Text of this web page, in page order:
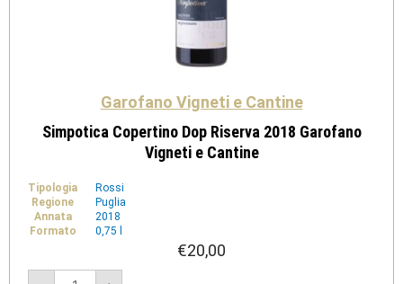
Garofano Vigneti e Cantine
Simpotica Copertino Dop Riserva 2018 Garofano
Vigneti e Cantine
Tipologia
Rossi
Regione
Puglia
Annata
2018
Formato
0,75 l
€20,00
Simpotica